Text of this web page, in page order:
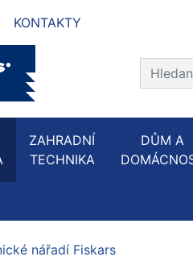
KONTAKTY
ZAHRADNÍ
TECHNIKA
DŮM A
nářadí Fiskars